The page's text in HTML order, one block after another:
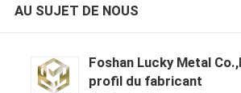
AU SUJET DE NOUS
Foshan Lucky Metal
profil du fabricant